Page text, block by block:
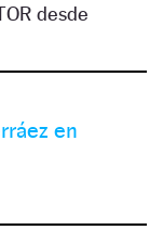
desde
en